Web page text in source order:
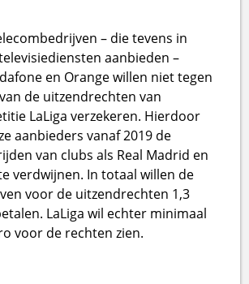
– die tevens in
aanbieden –
en Orange willen niet tegen
de uitzendrechten van
LaLiga verzekeren. Hierdoor
aanbieders vanaf 2019 de
van clubs als Real Madrid en
verdwijnen. In totaal willen de
voor de uitzendrechten 1,3
LaLiga wil echter minimaal
voor de rechten zien.